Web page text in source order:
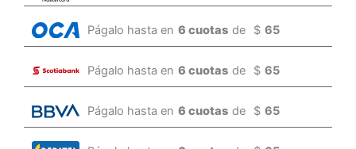
Págalo hasta en 6 cuotas de $ 65
Págalo hasta en 6 cuotas de $ 65
Págalo hasta en 6 cuotas de $ 65